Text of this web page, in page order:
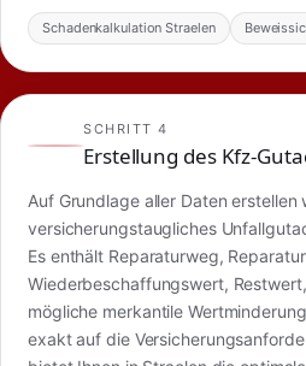
Schadenkalkulation Straelen
SCHRITT 4
Erstellung des Kfz-
Auf Grundlage aller Daten erstellen
versicherungstaugliches
Es enthält Reparaturweg,
Wiederbeschaffungswert,
mögliche merkantile
exakt auf die